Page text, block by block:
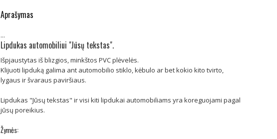
Aprašymas
...
Lipdukas automobiliui "Jūsų tekstas".
Išpjaustytas iš blizgios, minkštos PVC plėvelės.
Klijuoti lipduką galima ant automobilio stiklo, kėbulo ar bet kokio kito tvirto,
lygaus ir švaraus paviršiaus.
Lipdukas "Jūsų tekstas" ir visi kiti lipdukai automobiliams yra koreguojami pagal
jūsų poreikius.
Žymės: